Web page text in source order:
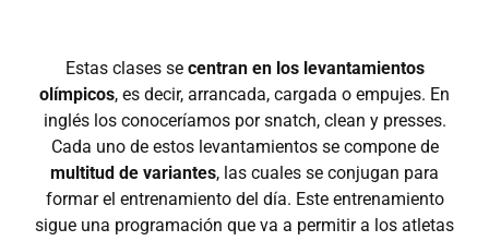
Estas clases secentran en los levantamientos
olímpicos, es decir, arrancada, cargada o empujes. En
inglés los conoceríamos por snatch, clean y presses.
Cada uno de estos levantamientos se compone de
multitud de variantes, las cuales se conjugan para
formar el entrenamiento del día. Este entrenamiento
sigue una programación que va a permitir a los atletas